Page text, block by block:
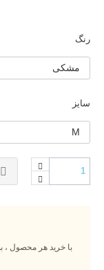
رنگ
سایز
با خرید هر محصول ،